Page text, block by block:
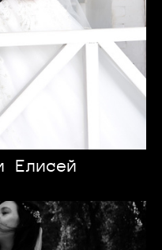
Елисей